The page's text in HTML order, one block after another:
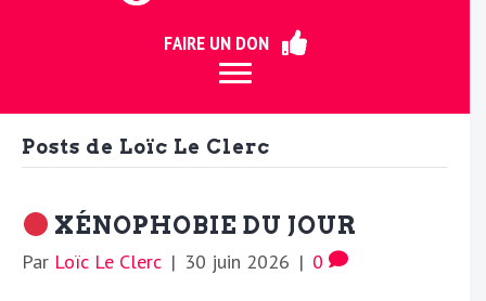
FAIRE UN DON
Posts de Loïc Le Clerc
XÉNOPHOBIE DU JOUR
Par Loïc Le Clerc | 30 juin 2026 | 0